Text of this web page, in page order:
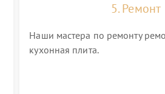
5. Ремонт
Наши мастера по ремонту
кухонная плита.